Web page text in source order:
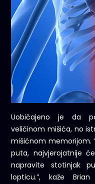
Uobičajeno je da
veličinom mišića, no
mišićnom memorijom.
puta, najvjerojatnije
napravite stotinjak
lopticu.”, kaže